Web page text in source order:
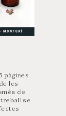
pàgines
les
de
treball se